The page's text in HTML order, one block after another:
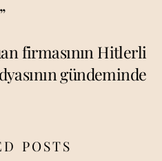
firmasının Hitlerli
gündeminde
POSTS